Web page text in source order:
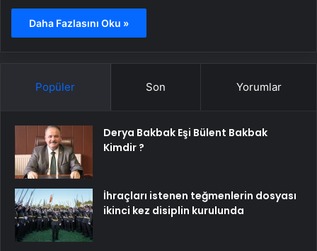
Daha Fazlasını Oku »
Popüler Son Yorumlar
Derya Bakbak Eşi Bülent Bakbak
Kimdir ?
İhraçları istenen teğmenlerin dosyası
ikinci kez disiplin kurulunda